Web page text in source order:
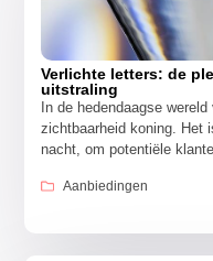
Verlichte letters: de
uitstraling
In de hedendaagse
zichtbaarheid koning. Het
nacht, om potentiële
Aanbiedingen